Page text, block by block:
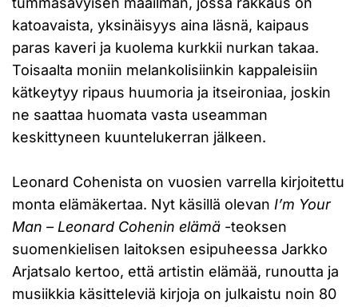
katoavaista, yksinäisyys aina läsnä, kaipaus
paras kaveri ja kuolema kurkkii nurkan takaa.
Toisaalta moniin melankolisiinkin kappaleisiin
kätkeytyy ripaus huumoria ja itseironiaa, joskin
ne saattaa huomata vasta useamman
keskittyneen kuuntelukerran jälkeen.
Leonard Cohenista on vuosien varrella kirjoitettu
monta elämäkertaa. Nyt käsillä olevan I’m Your
Man – Leonard Cohenin elämä -teoksen
suomenkielisen laitoksen esipuheessa Jarkko
Arjatsalo kertoo, että artistin elämää, runoutta ja
musiikkia käsitteleviä kirjoja on julkaistu noin 80